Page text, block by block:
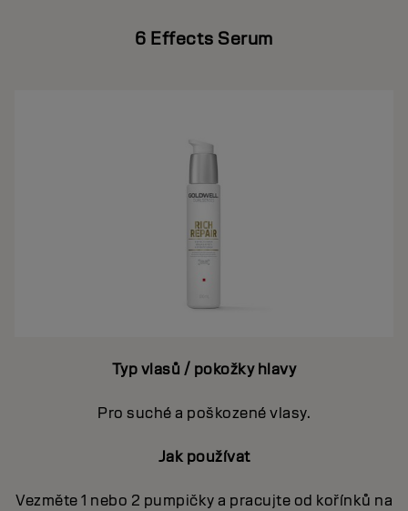
6 Effects Serum
Typ vlasů / pokožky hlavy
Pro suché a poškozené vlasy.
Jak používat
Vezměte 1 nebo 2 pumpičky a pracujte od kořínků na